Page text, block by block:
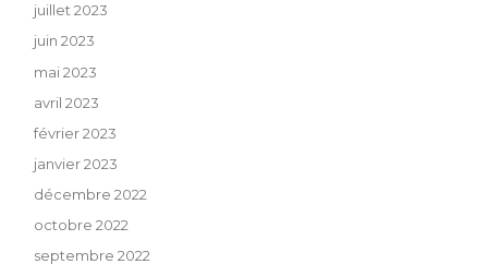
juillet 2023
juin 2023
mai 2023
avril 2023
février 2023
janvier 2023
décembre 2022
octobre 2022
septembre 2022